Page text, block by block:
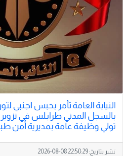
النيابة العامة تأمر بحبس
بالسجل المدني طرابلس في
تولي وظيفة عامة بمديرية أمن
نشر بتاريخ:2026-08-08 22:50:29